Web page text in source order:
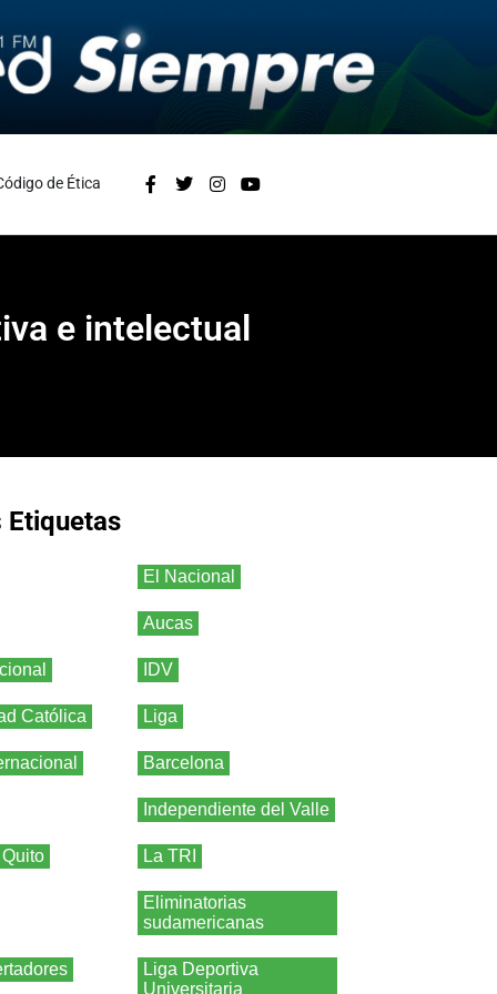
de Ética
e intelectual
Etiquetas
El Nacional
Aucas
IDV
Católica Liga
Barcelona
Independiente del Valle
La TRI
Eliminatorias
sudamericanas
Liga Deportiva
Universitaria